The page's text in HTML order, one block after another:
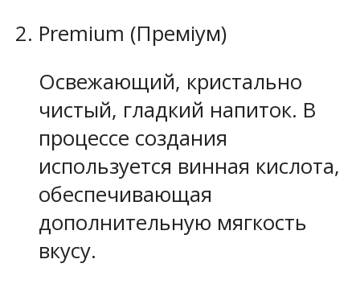
Premium (Преміум)
Освежающий, кристально
чистый, гладкий напиток. В
процессе создания
используется винная кислота,
обеспечивающая
дополнительную мягкость
вкусу.